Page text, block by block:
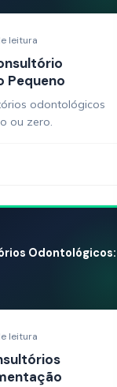
leitura
Pequeno
odontológicos
ou zero.
Odontológicos:
leitura